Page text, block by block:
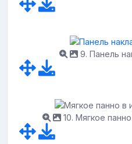
9. Панель
10. Мягкое